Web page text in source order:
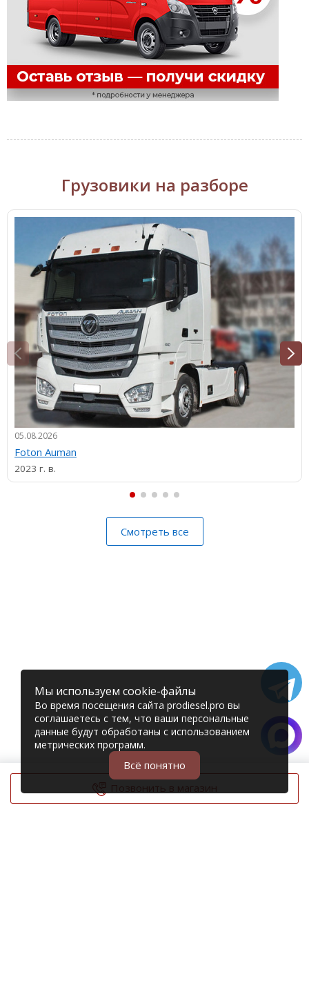
Позвонить в магазин
Грузовики на разборе
05.08.2026
Foton Auman
2023 г. в.
Смотреть все
© 2006 – 2026 Prodiesel
Мы используем cookie-файлы
Во время посещения сайта prodiesel.pro вы
соглашаетесь с тем, что ваши персональные
данные будут обработаны с использованием
метрических программ.
Всё понятно